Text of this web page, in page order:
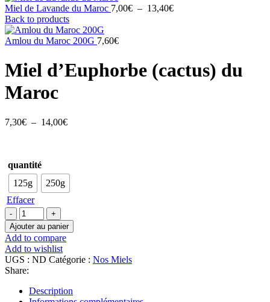
Miel de Lavande du Maroc 7,00€ – 13,40€Plage
Back to products
Amlou du Maroc 200G 7,60€
Miel d’Euphorbe (cactus) du
Maroc
7,30€ – 14,00€Plage
14,00€
quantité
125g
250g
Effacer
quantité
de
Miel
d'Euphorbe
(cactus)
du
Maroc
Ajouter au panier
Add to compare
Add to wishlist
UGS : ND Catégorie : Nos Miels
Share:
Description